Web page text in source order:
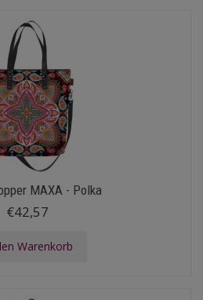
MAXA - Polka
€42,57
Warenkorb